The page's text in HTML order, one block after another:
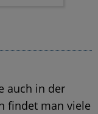
auch in der
findet man viele